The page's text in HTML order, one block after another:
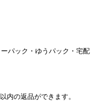
パック・ゆうパック・宅配
内の返品ができます。